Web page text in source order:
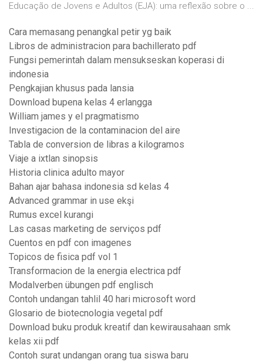
Educação de Jovens e Adultos (EJA): uma reflexão sobre o ...
Cara memasang penangkal petir yg baik
Libros de administracion para bachillerato pdf
Fungsi pemerintah dalam mensukseskan koperasi di
indonesia
Pengkajian khusus pada lansia
Download bupena kelas 4 erlangga
William james y el pragmatismo
Investigacion de la contaminacion del aire
Tabla de conversion de libras a kilogramos
Viaje a ixtlan sinopsis
Historia clinica adulto mayor
Bahan ajar bahasa indonesia sd kelas 4
Advanced grammar in use ekşi
Rumus excel kurangi
Las casas marketing de serviços pdf
Cuentos en pdf con imagenes
Topicos de fisica pdf vol 1
Transformacion de la energia electrica pdf
Modalverben übungen pdf englisch
Contoh undangan tahlil 40 hari microsoft word
Glosario de biotecnologia vegetal pdf
Download buku produk kreatif dan kewirausahaan smk
kelas xii pdf
Contoh surat undangan orang tua siswa baru